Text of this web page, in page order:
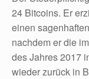
24 Bitcoins. Er
einen
nachdem er die
des Jahres 2017
wieder zurück in